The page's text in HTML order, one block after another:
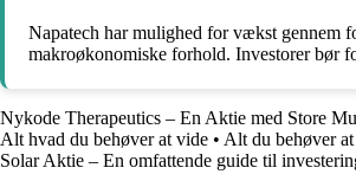
Napatech har mulighed for vækst gennem
makroøkonomiske forhold. Investorer bør
Nykode Therapeutics – En Aktie med Store
Alt hvad du behøver at vide • Alt du behøver
Solar Aktie – En omfattende guide til